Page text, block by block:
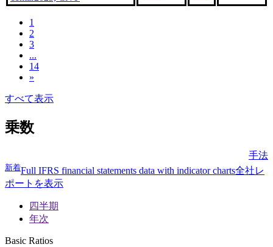
1
2
3
...
14
»
すべて表示
乗数
手法
新着Full IFRS financial statements data with indicator charts全社レ
ポートを表示
四半期
年次
Basic Ratios